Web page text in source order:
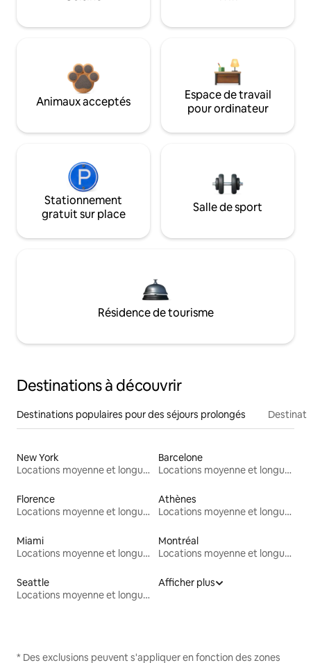
Animaux acceptés
Espace de travail
pour ordinateur
Stationnement
gratuit sur place
Salle de sport
Résidence de tourisme
Destinations à découvrir
Destinations populaires pour des séjours prolongés
New York
Locations moyenne et longue durée
Barcelone
Locations moyenne et longue durée
Florence
Locations moyenne et longue durée
Athènes
Locations moyenne et longue durée
Miami
Locations moyenne et longue durée
Montréal
Locations moyenne et longue durée
Seattle
Locations moyenne et longue durée
Afficher plus
* Des exclusions peuvent s'appliquer en fonction des zones